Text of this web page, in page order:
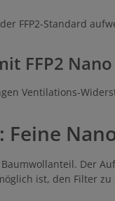
FFP2-Standard
FFP2
Ventilations-
Feine
Der
ist, den Filter